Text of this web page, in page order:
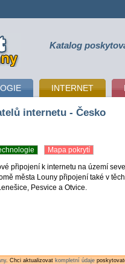
Katalog
INTERNET
internetu - Česko
Mapa pokrytí
připojení k internetu na území
města Louny připojení také v
Pesvice a Otvice.
. Chci aktualizovat kompletní údaje